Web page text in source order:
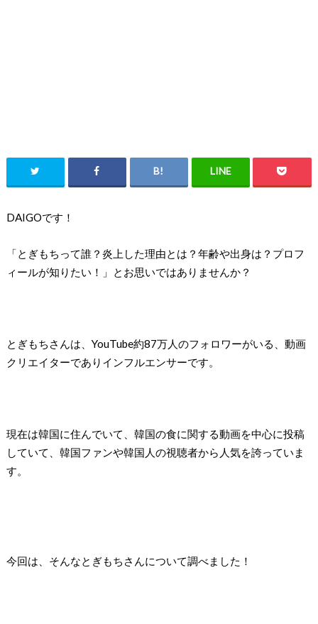
DAIGOです！
「とぎもちって誰？炎上した理由とは？年齢や出身は？プロフ
ィールが知りたい！」とお思いではありませんか？
とぎもちさんは、YouTube約87万人のフォロワーがいる、動画
クリエイターでありインフルエンサーです。
現在は韓国に住んでいて、韓国の食に関する動画を中心に投稿
していて、韓国ファンや韓国人の視聴者から人気を誇っていま
す。
今回は、そんなとぎもちさんについて調べました！